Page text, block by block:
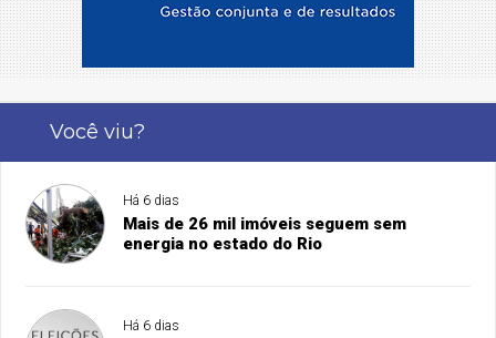
Você viu?
Há 6 dias
Mais de 26 mil imóveis seguem sem
energia no estado do Rio
Há 6 dias